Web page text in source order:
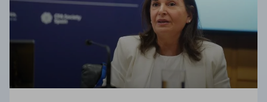
GUARDAR CONFIGURACIÓN
Puedes volver a configurar tus cookies desde la sección "Configuración de
cookies" al pie de la página. También puedes consultar nuestra política de cookies